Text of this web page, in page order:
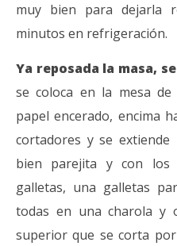
muy bien para dejarla
minutos en refrigeración.
Ya reposada la masa,
se coloca en la mesa
papel encerado, encima
cortadores y se
bien parejita y con los
galletas, una galletas
todas en una charola y
superior que se corta